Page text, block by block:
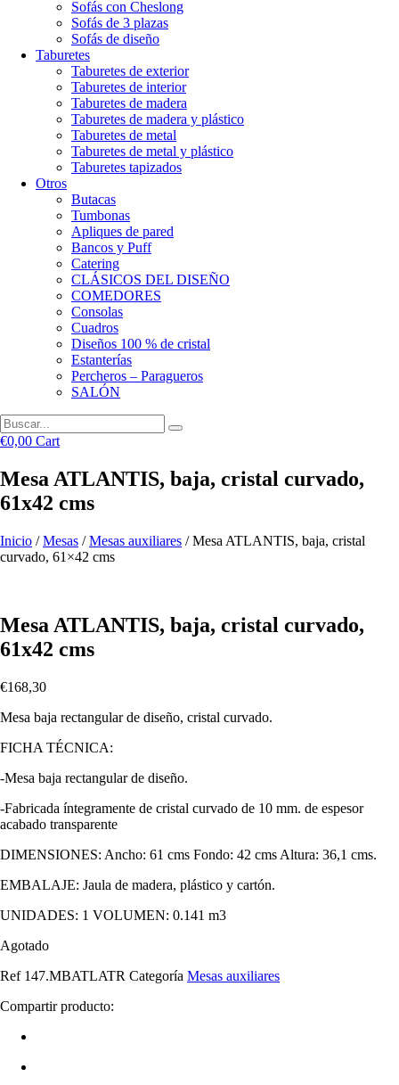
Sofás con Cheslong
Sofás de 3 plazas
Sofás de diseño
Taburetes
Taburetes de exterior
Taburetes de interior
Taburetes de madera
Taburetes de madera y plástico
Taburetes de metal
Taburetes de metal y plástico
Taburetes tapizados
Otros
Butacas
Tumbonas
Apliques de pared
Bancos y Puff
Catering
CLÁSICOS DEL DISEÑO
COMEDORES
Consolas
Cuadros
Diseños 100 % de cristal
Estanterías
Percheros – Paragueros
SALÓN
€0,00 Cart
Mesa ATLANTIS, baja, cristal curvado,
61x42 cms
Inicio /Mesas /Mesas auxiliares / Mesa ATLANTIS, baja, cristal
curvado, 61×42 cms
Mesa ATLANTIS, baja, cristal curvado,
61x42 cms
€168,30
Mesa baja rectangular de diseño, cristal curvado.
FICHA TÉCNICA:
-Mesa baja rectangular de diseño.
-Fabricada íntegramente de cristal curvado de 10 mm. de espesor
acabado transparente
DIMENSIONES: Ancho: 61 cms Fondo: 42 cms Altura: 36,1 cms.
EMBALAJE: Jaula de madera, plástico y cartón.
UNIDADES: 1 VOLUMEN: 0.141 m3
Agotado
Ref 147.MBATLATR Categoría Mesas auxiliares
Compartir producto: